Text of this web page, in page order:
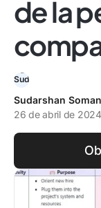
de la
Sudarshan
26 de abril de 2024